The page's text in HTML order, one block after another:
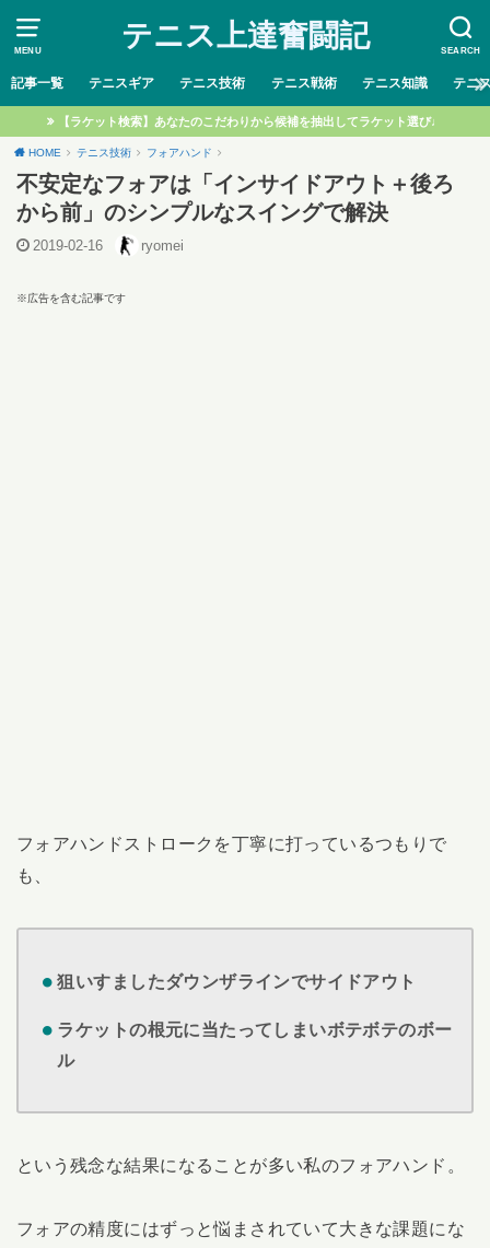
MENU SEARCH
テニス上達奮闘記
記事一覧 テニスギア テニス技術 テニス戦術 テニス知識 テニ
【ラケット検索】あなたのこだわりから候補を抽出してラケット選び♩
HOME テニス技術 フォアハンド
不安定なフォアは「インサイドアウト＋後ろ
から前」のシンプルなスイングで解決
2019-02-16 ryomei
※広告を含む記事です
フォアハンドストロークを丁寧に打っているつもりで
も、
狙いすましたダウンザラインでサイドアウト
ラケットの根元に当たってしまいボテボテのボー
ル
という残念な結果になることが多い私のフォアハンド。
フォアの精度にはずっと悩まされていて大きな課題にな